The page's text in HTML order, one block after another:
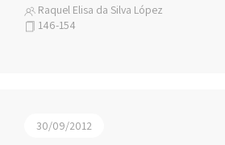
Raquel Elisa da Silva López
146-154
30/09/2012